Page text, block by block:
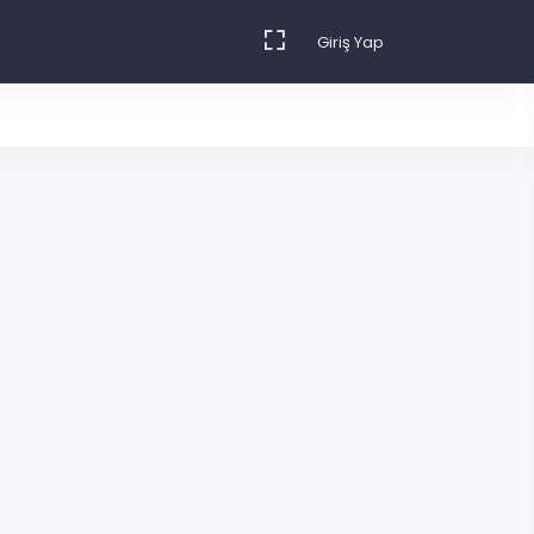
Giriş Yap